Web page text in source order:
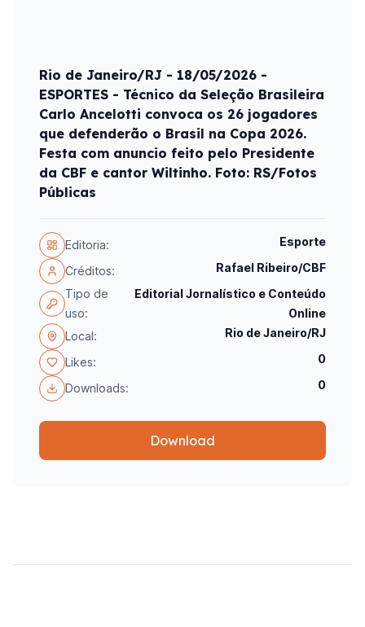
Rio de Janeiro/RJ - 18/05/2026 -
ESPORTES - Técnico da Seleção Brasileira
Carlo Ancelotti convoca os 26 jogadores
que defenderão o Brasil na Copa 2026.
Festa com anuncio feito pelo Presidente
da CBF e cantor Wiltinho. Foto: RS/Fotos
Públicas
Editoria: Esporte
Créditos:
Rafael Ribeiro/CBF
Tipo de
uso:
Editorial Jornalístico e Conteúdo
Online
Local:
Rio de Janeiro/RJ
Likes: 0
Downloads: 0
Download